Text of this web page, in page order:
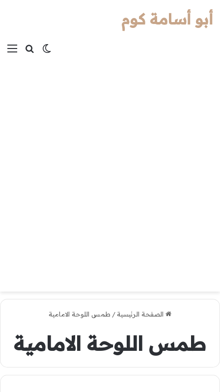
بحثالوضع
أبو أسامة كوم
الصفحة الرئيسية/ طمس اللوحة الامامية
طمس اللوحة الامامية